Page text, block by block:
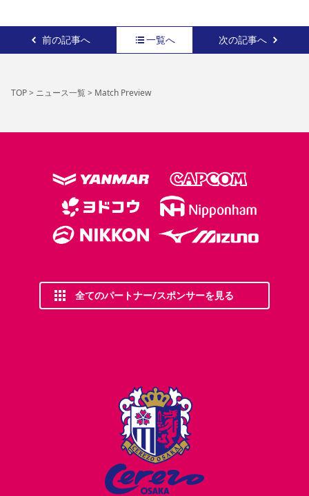
前の記事へ 一覧へ 次の記事へ
TOP> ニュース一覧> Match Preview
全てのパートナー/スポンサーを見る